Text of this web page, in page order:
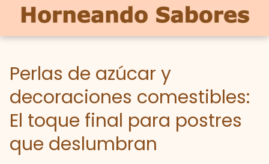
Perlas de azúcar y
decoraciones comestibles:
El toque final para postres
que deslumbran